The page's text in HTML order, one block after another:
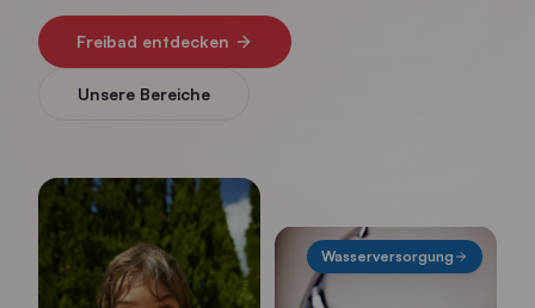
Freibad entdecken
Unsere Bereiche
Wasserversorgung